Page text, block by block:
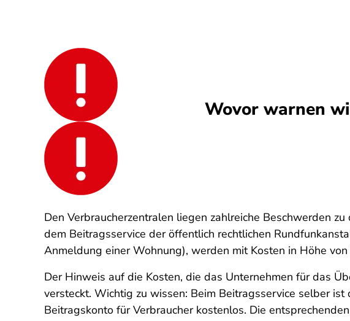
Wovor warnen
Den Verbraucherzentralen liegen zahlreiche Beschwerden
dem Beitragsservice der öffentlich rechtlichen
Anmeldung einer Wohnung), werden mit Kosten in Höhe
Der Hinweis auf die Kosten, die das Unternehmen für das
versteckt. Wichtig zu wissen: Beim Beitragsservice selber
Beitragskonto für Verbraucher kostenlos. Die